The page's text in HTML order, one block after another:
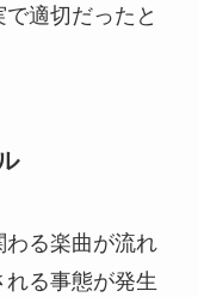
適切だったと
る楽曲が流れ
る事態が発生